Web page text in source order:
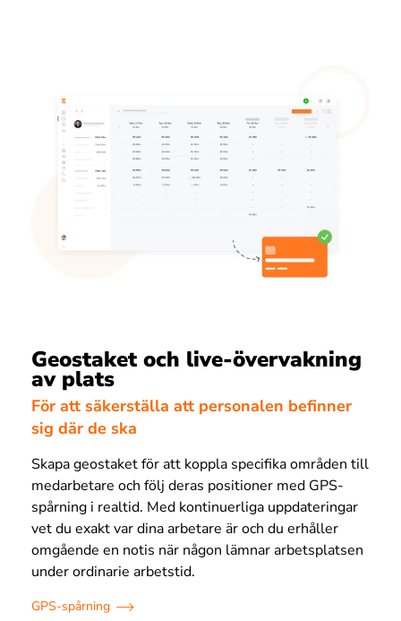
Geostaket och live-övervakning
av plats
För att säkerställa att personalen befinner
sig där de ska
Skapa geostaket för att koppla specifika områden till
medarbetare och följ deras positioner med GPS-
spårning i realtid. Med kontinuerliga uppdateringar
vet du exakt var dina arbetare är och du erhåller
omgående en notis när någon lämnar arbetsplatsen
under ordinarie arbetstid.
GPS-spårning